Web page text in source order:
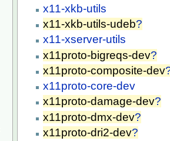
x11-xkb-utils
x11-xkb-utils-udeb?
x11-xserver-utils
x11proto-bigreqs-dev?
x11proto-composite-dev
x11proto-core-dev
x11proto-damage-dev?
x11proto-dmx-dev?
x11proto-dri2-dev?